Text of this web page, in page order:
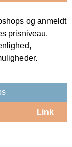
og anmeldt
prisniveau,
Link